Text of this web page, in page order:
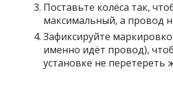
Поставьте колёса так,
максимальный, а провод
Зафиксируйте
именно идёт провод),
установке не перетереть